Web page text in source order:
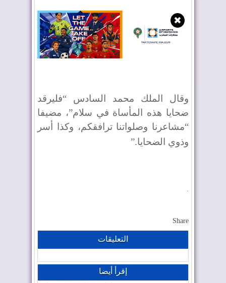
✖
وقال الملك محمد السادس “فليرقد
ضحايا هذه المأساة في سلام”، مضيفا
“مشاعرنا وصلواتنا ترافقكم، وكذا أسر
وذوي الضحايا”.
.
Share
التعليقات
إقرأ أيضا